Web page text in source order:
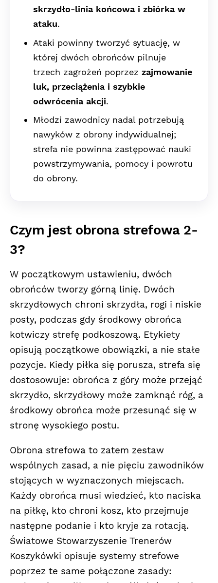
skrzydło-linia końcowa i zbiórka w
ataku.
Ataki powinny tworzyć sytuację, w
której dwóch obrońców pilnuje
trzech zagrożeń poprzez zajmowanie
luk, przeciążenia i szybkie
odwrócenia akcji.
Młodzi zawodnicy nadal potrzebują
nawyków z obrony indywidualnej;
strefa nie powinna zastępować nauki
powstrzymywania, pomocy i powrotu
do obrony.
Czym jest obrona strefowa 2-
3?
W początkowym ustawieniu, dwóch
obrońców tworzy górną linię. Dwóch
skrzydłowych chroni skrzydła, rogi i niskie
posty, podczas gdy środkowy obrońca
kotwiczy strefę podkoszową. Etykiety
opisują początkowe obowiązki, a nie stałe
pozycje. Kiedy piłka się porusza, strefa się
dostosowuje: obrońca z góry może przejąć
skrzydło, skrzydłowy może zamknąć róg, a
środkowy obrońca może przesunąć się w
stronę wysokiego postu.
Obrona strefowa to zatem zestaw
wspólnych zasad, a nie pięciu zawodników
stojących w wyznaczonych miejscach.
Każdy obrońca musi wiedzieć, kto naciska
na piłkę, kto chroni kosz, kto przejmuje
następne podanie i kto kryje za rotacją.
Światowe Stowarzyszenie Trenerów
Koszykówki opisuje systemy strefowe
poprzez te same połączone zasady: